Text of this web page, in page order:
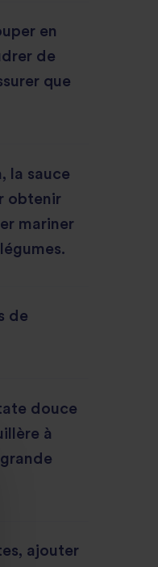
en
de
que
la sauce
obtenir
mariner
de
douce
à
ajouter